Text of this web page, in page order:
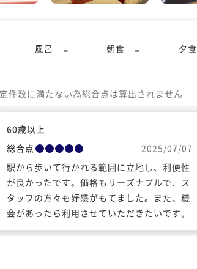
風呂 - 朝食 - 夕食
件数に満たない為総合点は算出されません
60歳以上
総合点
2025/07/07
駅から歩いて行かれる範囲に立地し、利便性
が良かったです。価格もリーズナブルで、ス
タッフの方々も好感がもてました。また、機
会があったら利用させていただきたいです。